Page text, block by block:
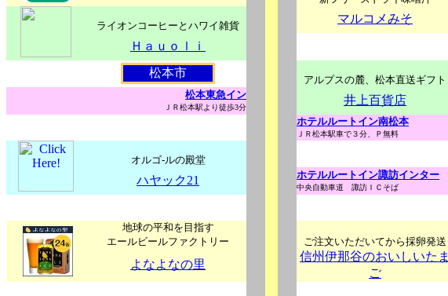
ライオンコーヒーとハワイ雑貨
マルコメみそ
Ｈａｕｏｌｉ
松本市
アルプスの麓、松本直送ギフト
松本東急イン
ＪＲ松本駅より徒歩3分
井上百貨店
ホテルルートイン南松本
ＪＲ松本駅車で３分、Ｐ無料
オルゴ-ルの殿堂
ハヤック21 ホテルルートイン諏訪インター
中央自動車道 諏訪ＩＣそば
地球の平和を目指す
エールビールファクトリー
ご注文いただいてから採卵発送
よなよなの里
信州伊那谷のおいしいたま
ご